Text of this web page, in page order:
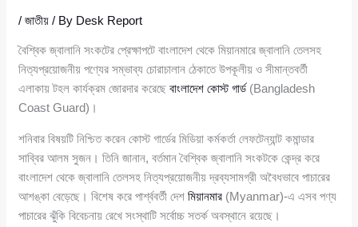
/জাতীয় / By Desk Report
বৈশ্বিক জ্বালানি সংকটের প্রেক্ষাপটে বাংলাদেশ থেকে মিয়ানমারে জ্বালানি তেলসহ
নিত্যপ্রয়োজনীয় পণ্যের সম্ভাব্য চোরাচালান ঠেকাতে উপকূলীয় ও সীমান্তবর্তী
এলাকায় টহল কার্যক্রম জোরদার করেছেবাংলাদেশ কোস্ট গার্ড(Bangladesh
Coast Guard)।
শনিবার বিষয়টি নিশ্চিত করেন কোস্ট গার্ডের মিডিয়া কর্মকর্তা লেফটেন্যান্ট কমান্ডার
সাব্বির আলম সুজন। তিনি জানান, বর্তমান বৈশ্বিক জ্বালানি সংকটকে কেন্দ্র করে
বাংলাদেশ থেকে জ্বালানি তেলসহ নিত্যপ্রয়োজনীয় দ্রব্যসামগ্রী অবৈধভাবে পাচারের
আশঙ্কা বেড়েছে। বিশেষ করে পার্শ্ববর্তী দেশমিয়ানমার (Myanmar)-এ এসব পণ্য
পাচারের ঝুঁকি বিবেচনায় রেখে সংস্থাটি সর্বোচ্চ সতর্ক অবস্থানে রয়েছে।